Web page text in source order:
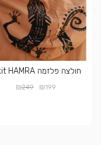
חולצה פלזמה Zikit HAMRA
₪199
₪249